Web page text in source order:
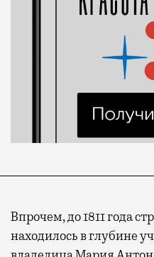
Впрочем, до 1811 года
находилось в глубине